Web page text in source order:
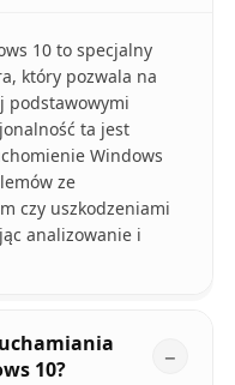
10 to specjalny
który pozwala na
podstawowymi
ta jest
Windows
ze
czy uszkodzeniami
analizowanie i
10?